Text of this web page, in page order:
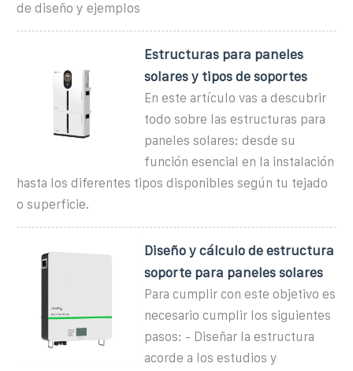
de diseño y ejemplos
Estructuras para paneles
solares y tipos de soportes
En este artículo vas a descubrir
todo sobre las estructuras para
paneles solares: desde su
función esencial en la instalación
hasta los diferentes tipos disponibles según tu tejado
o superficie.
Diseño y cálculo de estructura
soporte para paneles solares
Para cumplir con este objetivo es
necesario cumplir los siguientes
pasos: - Diseñar la estructura
acorde a los estudios y